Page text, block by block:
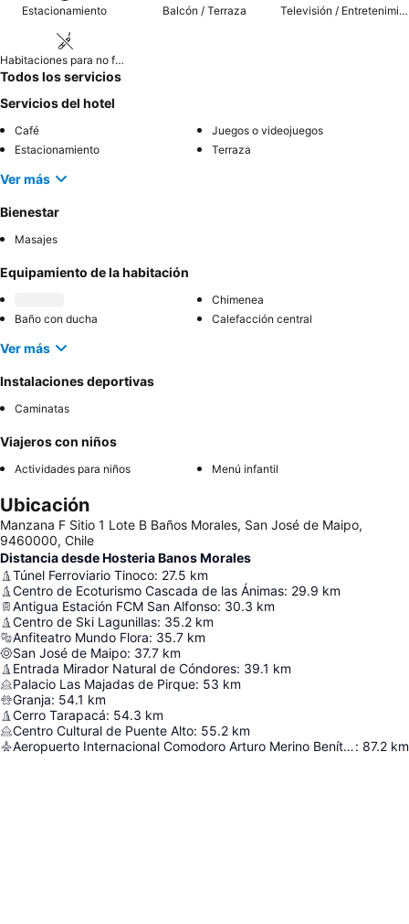
Estacionamiento Balcón / Terraza Televisión / Entretenimiento
Habitaciones para no fumadores
Todos los servicios
Servicios del hotel
Café
Juegos o videojuegos
Estacionamiento
Terraza
Ver más
Bienestar
Masajes
Equipamiento de la habitación
Chimenea
Baño con ducha
Calefacción central
Ver más
Instalaciones deportivas
Caminatas
Viajeros con niños
Actividades para niños Menú infantil
Ubicación
Manzana F Sitio 1 Lote B Baños Morales, San José de Maipo,
9460000, Chile
Distancia desde Hosteria Banos Morales
Túnel Ferroviario Tinoco: 27.5 km
Centro de Ecoturismo Cascada de las Ánimas: 29.9 km
Antigua Estación FCM San Alfonso: 30.3 km
Centro de Ski Lagunillas: 35.2 km
Anfiteatro Mundo Flora: 35.7 km
San José de Maipo: 37.7 km
Entrada Mirador Natural de Cóndores: 39.1 km
Palacio Las Majadas de Pirque: 53 km
Granja: 54.1 km
Cerro Tarapacá: 54.3 km
Centro Cultural de Puente Alto: 55.2 km
Aeropuerto Internacional Comodoro Arturo Merino Benítez: 87.2 km